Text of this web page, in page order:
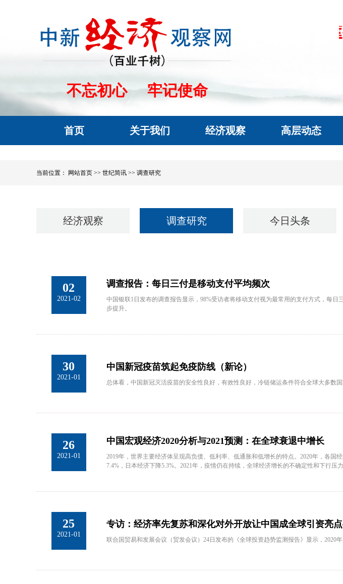
不忘初心 牢记使命
首页 关于我们 经济观察 高层动态
当前位置： 网站首页 >> 世纪简讯 >> 调查研究
经济观察 调查研究 今日头条
02
2021-02
调查报告：每日三付是移动支付平均频次
中国银联1日发布的调查报告显示，98%受访者将移动支付视为最常用的支付方式，每
步提升。
30
2021-01
中国新冠疫苗筑起免疫防线（新论）
总体看，中国新冠灭活疫苗的安全性良好，有效性良好，冷链储运条件符合全球大多
26
2021-01
中国宏观经济2020分析与2021预测：在全球衰退中增长
2019年，世界主要经济体呈现高负债、低利率、低通胀和低增长的特点。2020年，各
7.4%，日本经济下降5.3%。2021年，疫情仍在持续，全球经济增长的不确定性和下行压力
25
2021-01
专访：经济率先复苏和深化对外开放让中国成全球引资
联合国贸易和发展会议（贸发会议）24日发布的《全球投资趋势监测报告》显示，2020